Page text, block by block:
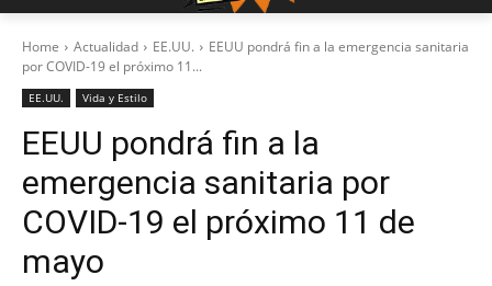
Home Actualidad EE.UU.
EEUU pondrá fin a la emergencia sanitaria
por COVID-19 el próximo 11...
EE.UU. Vida y Estilo
EEUU pondrá fin a la
emergencia sanitaria por
COVID-19 el próximo 11 de
mayo